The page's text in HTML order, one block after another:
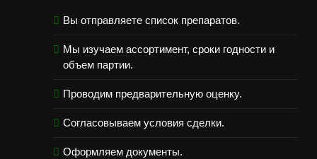
Вы отправляете список препаратов.
Мы изучаем ассортимент, сроки годности и
объем партии.
Проводим предварительную оценку.
Согласовываем условия сделки.
Оформляем документы.